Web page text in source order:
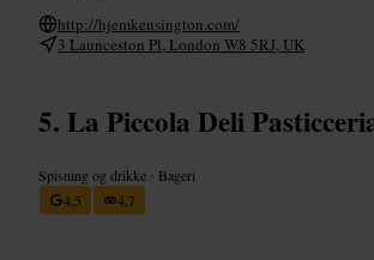
http://hjemkensington.com/
3 Launceston Pl, London W8 5RJ, UK
La Piccola Deli
Spisning og drikke • Bageri
4,5
4,7